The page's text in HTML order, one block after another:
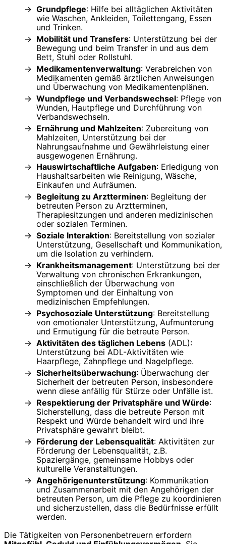
Grundpflege: Hilfe bei alltäglichen Aktivitäten
wie Waschen, Ankleiden, Toilettengang, Essen
und Trinken.
Mobilität und Transfers: Unterstützung bei der
Bewegung und beim Transfer in und aus dem
Bett, Stuhl oder Rollstuhl.
Medikamentenverwaltung: Verabreichen von
Medikamenten gemäß ärztlichen Anweisungen
und Überwachung von Medikamentenplänen.
Wundpflege und Verbandswechsel: Pflege von
Wunden, Hautpflege und Durchführung von
Verbandswechseln.
Ernährung und Mahlzeiten: Zubereitung von
Mahlzeiten, Unterstützung bei der
Nahrungsaufnahme und Gewährleistung einer
ausgewogenen Ernährung.
Hauswirtschaftliche Aufgaben: Erledigung von
Haushaltsarbeiten wie Reinigung, Wäsche,
Einkaufen und Aufräumen.
Begleitung zu Arztterminen: Begleitung der
betreuten Person zu Arztterminen,
Therapiesitzungen und anderen medizinischen
oder sozialen Terminen.
Soziale Interaktion: Bereitstellung von sozialer
Unterstützung, Gesellschaft und Kommunikation,
um die Isolation zu verhindern.
Krankheitsmanagement: Unterstützung bei der
Verwaltung von chronischen Erkrankungen,
einschließlich der Überwachung von
Symptomen und der Einhaltung von
medizinischen Empfehlungen.
Psychosoziale Unterstützung: Bereitstellung
von emotionaler Unterstützung, Aufmunterung
und Ermutigung für die betreute Person.
Aktivitäten des täglichen Lebens (ADL):
Unterstützung bei ADL-Aktivitäten wie
Haarpflege, Zahnpflege und Nagelpflege.
Sicherheitsüberwachung: Überwachung der
Sicherheit der betreuten Person, insbesondere
wenn diese anfällig für Stürze oder Unfälle ist.
Respektierung der Privatsphäre und Würde:
Sicherstellung, dass die betreute Person mit
Respekt und Würde behandelt wird und ihre
Privatsphäre gewahrt bleibt.
Förderung der Lebensqualität: Aktivitäten zur
Förderung der Lebensqualität, z.B.
Spaziergänge, gemeinsame Hobbys oder
kulturelle Veranstaltungen.
Angehörigenunterstützung: Kommunikation
und Zusammenarbeit mit den Angehörigen der
betreuten Person, um die Pflege zu koordinieren
und sicherzustellen, dass die Bedürfnisse erfüllt
werden.
Die Tätigkeiten von Personenbetreuern erfordern